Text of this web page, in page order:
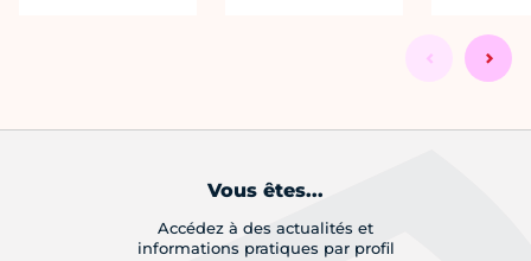
Vous êtes...
Accédez à des actualités et
informations pratiques par profil